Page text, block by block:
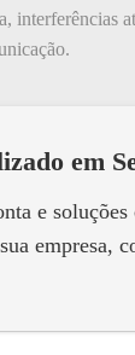
interferências
em
e
empresa,